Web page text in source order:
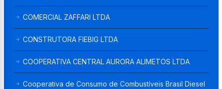
COMERCIAL ZAFFARI LTDA
CONSTRUTORA FIEBIG LTDA
COOPERATIVA CENTRAL AURORA ALIMETOS LTDA
Cooperativa de Consumo de Combustíveis Brasil Diesel